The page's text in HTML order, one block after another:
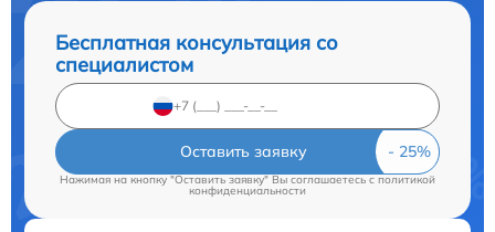
Бесплатная консультация со
специалистом
Оставить заявку
Нажимая на кнопку "Оставить заявку" Вы соглашаетесь cполитикой
конфиденциальности